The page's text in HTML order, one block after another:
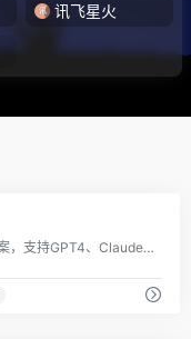
讯飞星火
AIBox365提供领先的AIGC解决方案，支持GPT4、Claude3、Gemini1.5、Midjourney等国内外大模型。